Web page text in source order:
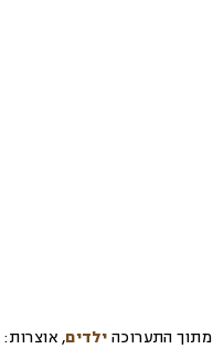
מתוך התערוכה ילדים, אוצרות: